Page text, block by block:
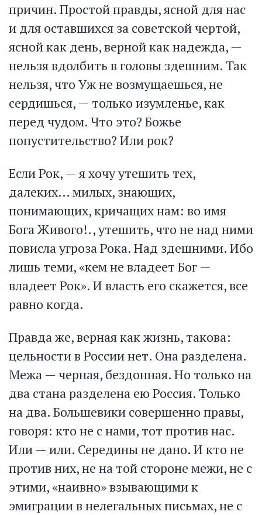
причин. Простой правды, ясной для нас
и для оставшихся за советской чертой,
ясной как день, верной как надежда, —
нельзя вдолбить в головы здешним. Так
нельзя, что Уж не возмущаешься, не
сердишься, — только изумленье, как
перед чудом. Что это? Божье
попустительство? Или рок?
Если Рок, — я хочу утешить тех,
далеких… милых, знающих,
понимающих, кричащих нам: во имя
Бога Живого!., утешить, что не над ними
повисла угроза Рока. Над здешними. Ибо
лишь теми, «кем не владеет Бог —
владеет Рок». И власть его скажется, все
равно когда.
Правда же, верная как жизнь, такова:
цельности в России нет. Она разделена.
Межа — черная, бездонная. Но только на
два стана разделена ею Россия. Только
на два. Большевики совершенно правы,
говоря: кто не с нами, тот против нас.
Или — или. Середины не дано. И кто не
против них, не на той стороне межи, не с
этими, «наивно» взывающими к
эмиграции в нелегальных письмах, не с